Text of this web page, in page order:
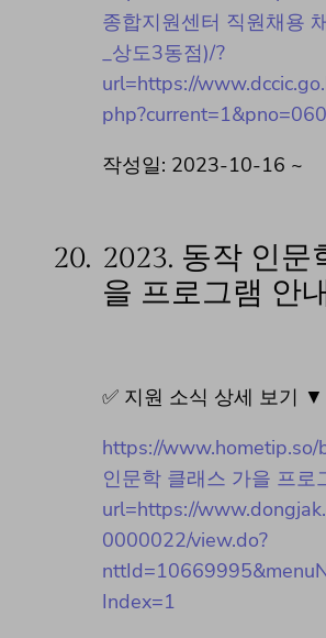
종합지원센터 직원채용
_상도3동점)/?
url=https://
작성일: 2023-10-16 ~
20. 2023. 동작 인문
을 프로그램 안내
✅ 지원 소식 상세 보기 ▼
https://
인문학 클래스 가을 프로
url=https://
0000022/view.do?
Index=1